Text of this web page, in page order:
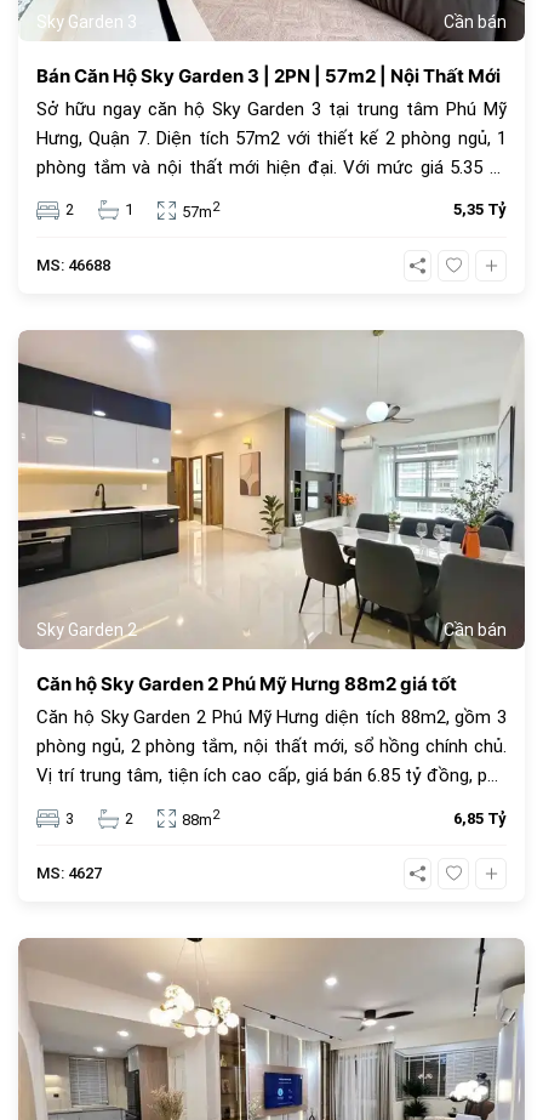
Sky Garden 3 Cần bán
Bán Căn Hộ Sky Garden 3 | 2PN | 57m2 | Nội Thất Mới
Sở hữu ngay căn hộ Sky Garden 3 tại trung tâm Phú Mỹ
Hưng, Quận 7. Diện tích 57m2 với thiết kế 2 phòng ngủ, 1
phòng tắm và nội thất mới hiện đại. Với mức giá 5.35 tỷ
đồng, đây là lựa chọn an cư lý tưởng hoặc đầu tư cho
thuê sinh lời cao trong cộng đồng văn minh.
2 1 57m2 5,35 Tỷ
MS: 46688
Sky Garden 2 Cần bán
Căn hộ Sky Garden 2 Phú Mỹ Hưng 88m2 giá tốt
Căn hộ Sky Garden 2 Phú Mỹ Hưng diện tích 88m2, gồm 3
phòng ngủ, 2 phòng tắm, nội thất mới, sổ hồng chính chủ.
Vị trí trung tâm, tiện ích cao cấp, giá bán 6.85 tỷ đồng, phù
hợp để ở hoặc đầu tư.
3 2 88m2 6,85 Tỷ
MS: 4627